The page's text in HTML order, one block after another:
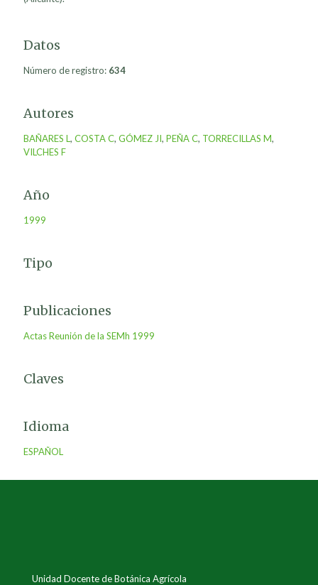
Datos
Número de registro: 634
Autores
BAÑARES L, COSTA C, GÓMEZ JI, PEÑA C, TORRECILLAS M,
VILCHES F
Año
1999
Tipo
Publicaciones
Actas Reunión de la SEMh 1999
Claves
Idioma
ESPAÑOL
Unidad Docente de Botánica Agrícola